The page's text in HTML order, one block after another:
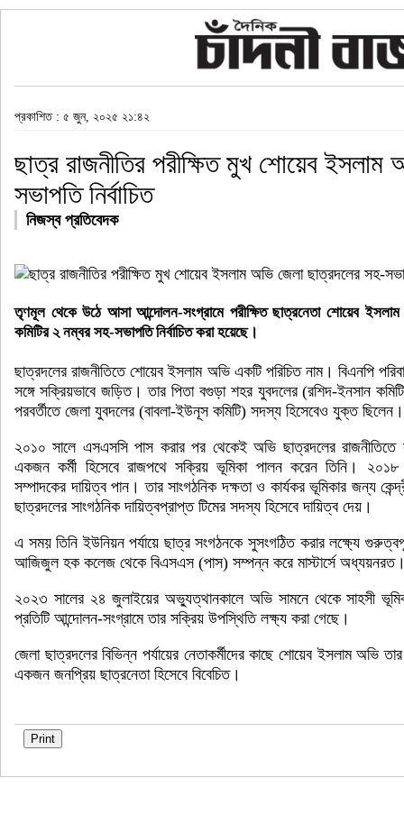
প্রকাশিত : ৫ জুন, ২০২৫ ২১:৪২
ছাত্র রাজনীতির পরীক্ষিত মুখ শোয়েব
সভাপতি নির্বাচিত
নিজস্ব প্রতিবেদক
তৃণমূল থেকে উঠে আসা আন্দোলন-সংগ্রামে পরীক্ষিত ছাত্রনেতা শোয়েব ইসলাম
কমিটির ২ নম্বর সহ-সভাপতি নির্বাচিত করা হয়েছে।
ছাত্রদলের রাজনীতিতে শোয়েব ইসলাম অভি একটি পরিচিত নাম। বিএনপি
সঙ্গে সক্রিয়ভাবে জড়িত। তার পিতা বগুড়া শহর যুবদলের (রশিদ-ইনসান
পরবর্তীতে জেলা যুবদলের (বাবলা-ইউনূস কমিটি) সদস্য হিসেবেও যুক্ত ছিলেন।
২০১০ সালে এসএসসি পাস করার পর থেকেই অভি ছাত্রদলের
একজন কর্মী হিসেবে রাজপথে সক্রিয় ভূমিকা পালন করেন তিনি। ২০১৮
সম্পাদকের দায়িত্ব পান। তার সাংগঠনিক দক্ষতা ও কার্যকর ভূমিকার জন্য
ছাত্রদলের সাংগঠনিক দায়িত্বপ্রাপ্ত টিমের সদস্য হিসেবে দায়িত্ব দেয়।
এ সময় তিনি ইউনিয়ন পর্যায়ে ছাত্র সংগঠনকে সুসংগঠিত করার লক্ষ্যে
আজিজুল হক কলেজ থেকে বিএসএস (পাস) সম্পন্ন করে মাস্টার্সে
২০২৩ সালের ২৪ জুলাইয়ের অভ্যুত্থানকালে অভি সামনে থেকে সাহসী
প্রতিটি আন্দোলন-সংগ্রামে তার সক্রিয় উপস্থিতি লক্ষ্য করা গেছে।
জেলা ছাত্রদলের বিভিন্ন পর্যায়ের নেতাকর্মীদের কাছে শোয়েব ইসলাম অভি
একজন জনপ্রিয় ছাত্রনেতা হিসেবে বিবেচিত।